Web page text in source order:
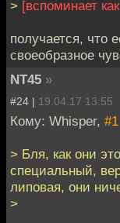
> [вспоминает
получается, что
своеобразное
NT45 »
#24 | 19.04.17 13:55
Кому: Whisper, #1
> Бля, как они
специальный,
липовая, они
>